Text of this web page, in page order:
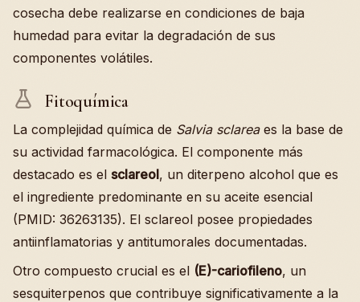
cosecha debe realizarse en condiciones de baja
humedad para evitar la degradación de sus
componentes volátiles.
Fitoquímica
La complejidad química de Salvia sclareaes la base de
su actividad farmacológica. El componente más
destacado es el sclareol, un diterpeno alcohol que es
el ingrediente predominante en su aceite esencial
(PMID: 36263135). El sclareol posee propiedades
antiinflamatorias y antitumorales documentadas.
Otro compuesto crucial es el (E)-cariofileno, un
sesquiterpenos que contribuye significativamente a la